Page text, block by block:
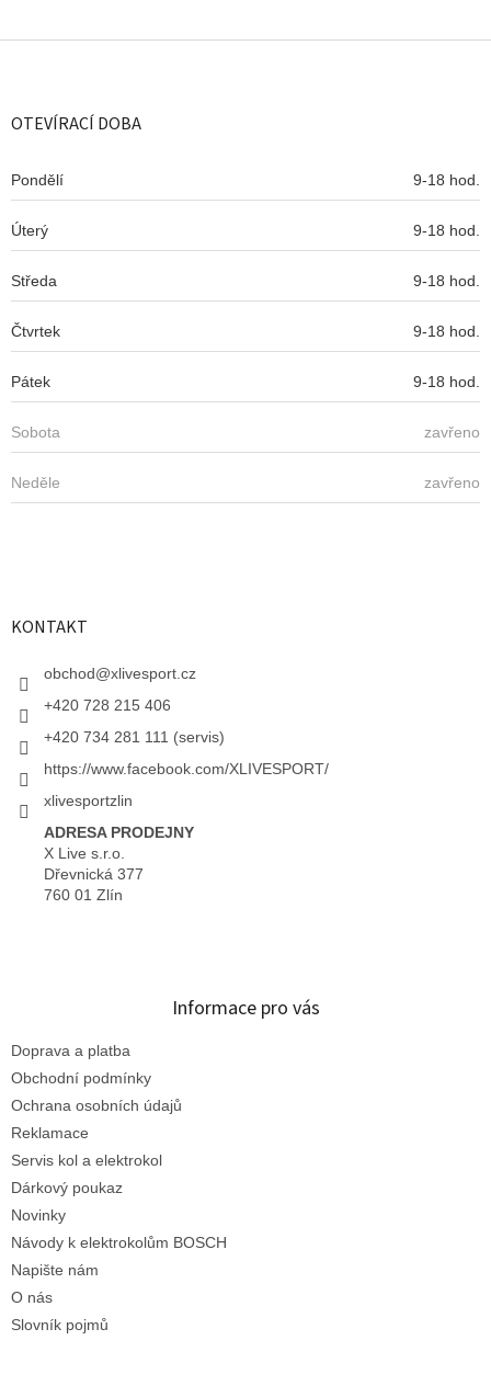
Z
OTEVÍRACÍ DOBA
Pondělí 9-18 hod.
Úterý 9-18 hod.
Středa 9-18 hod.
Čtvrtek 9-18 hod.
Pátek 9-18 hod.
Sobota zavřeno
Neděle zavřeno
KONTAKT
obchod@xlivesport.cz
+420 728 215 406
+420 734 281 111 (servis)
https://www.facebook.com/XLIVESPORT/
xlivesportzlin
ADRESA PRODEJNY
X Live s.r.o.
Dřevnická 377
760 01 Zlín
Informace pro vás
Doprava a platba
Obchodní podmínky
Ochrana osobních údajů
Reklamace
Servis kol a elektrokol
Dárkový poukaz
Novinky
Návody k elektrokolům BOSCH
Napište nám
O nás
Slovník pojmů